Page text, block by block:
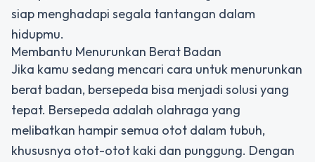
siap menghadapi segala tantangan dalam
hidupmu.
Membantu Menurunkan Berat Badan
Jika kamu sedang mencari cara untuk menurunkan
berat badan, bersepeda bisa menjadi solusi yang
tepat. Bersepeda adalah olahraga yang
melibatkan hampir semua otot dalam tubuh,
khususnya otot-otot kaki dan punggung. Dengan